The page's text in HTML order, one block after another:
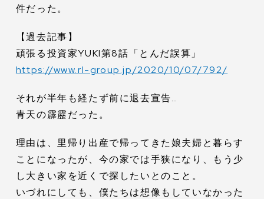
件だった。
【過去記事】
頑張る投資家YUKI第8話「とんだ誤算」
https://www.rl-group.jp/2020/10/07/792/
それが半年も経たず前に退去宣告…
青天の霹靂だった。
理由は、里帰り出産で帰ってきた娘夫婦と暮らす
ことになったが、今の家では手狭になり、もう少
し大きい家を近くで探したいとのこと。
いづれにしても、僕たちは想像もしていなかった